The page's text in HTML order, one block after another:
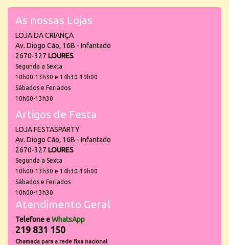
As nossas Lojas
LOJA DA CRIANÇA
Av. Diogo Cão, 16B - Infantado
2670-327 LOURES
Segunda a Sexta
10h00-13h30 e 14h30-19h00
Sábados e Feriados
10h00-13h30
Artigos de Festa
LOJA FESTASPARTY
Av. Diogo Cão, 16B - Infantado
2670-327 LOURES
Segunda a Sexta
10h00-13h30 e 14h30-19h00
Sábados e Feriados
10h00-13h30
Atendimento Geral
Telefone eWhatsApp
219 831 150
Chamada para a rede fixa nacional